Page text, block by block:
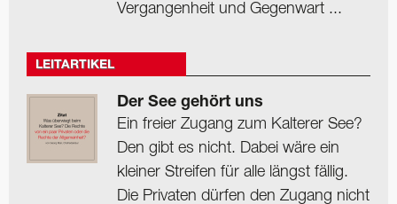
Vergangenheit und Gegenwart ...
LEITARTIKEL
Der See gehört uns
Ein freier Zugang zum Kalterer See?
Den gibt es nicht. Dabei wäre ein
kleiner Streifen für alle längst fällig.
Die Privaten dürfen den Zugang nicht